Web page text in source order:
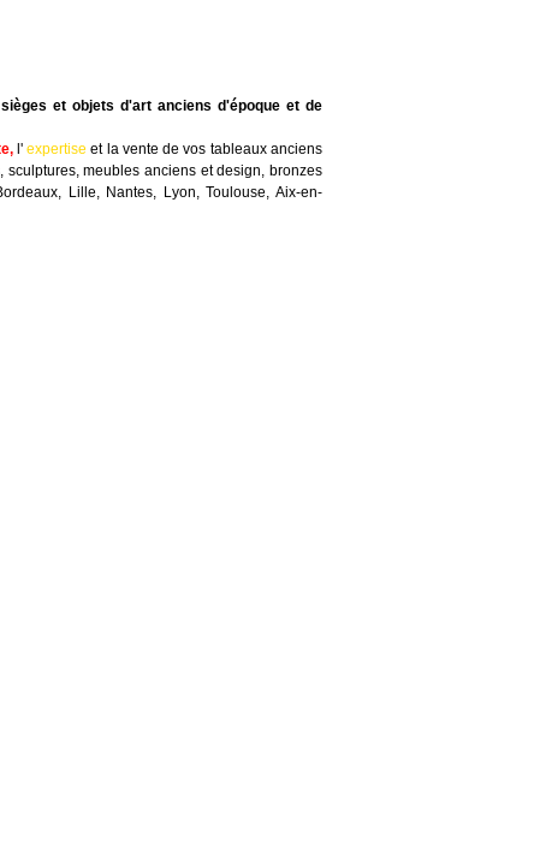
et objets d'art anciens d'époque et de
, l'expertise et la vente de vos tableaux anciens
meubles anciens et design, bronzes
Lille, Nantes, Lyon, Toulouse, Aix-en-